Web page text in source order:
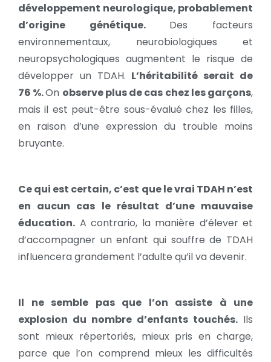
développement neurologique, probablement
d’origine génétique. Des facteurs
environnementaux, neurobiologiques et
neuropsychologiques augmentent le risque de
développer un TDAH. L’héritabilité serait de
76 %.On observe plus de cas chez les garçons,
mais il est peut-être sous-évalué chez les filles,
en raison d’une expression du trouble moins
bruyante.
Ce qui est certain, c’est que le vrai TDAH n’est
en aucun cas le résultat d’une mauvaise
éducation. A contrario, la manière d’élever et
d’accompagner un enfant qui souffre de TDAH
influencera grandement l’adulte qu’il va devenir.
Il ne semble pas que l’on assiste à une
explosion du nombre d’enfants touchés. Ils
sont mieux répertoriés, mieux pris en charge,
parce que l’on comprend mieux les difficultés